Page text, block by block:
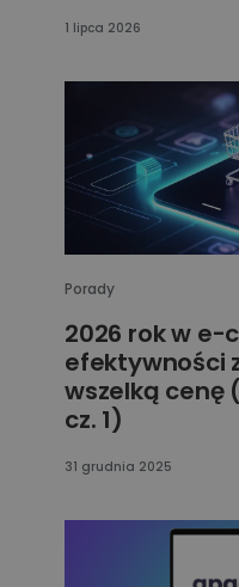
1 lipca 2026
Porady
2026 rok w
efektywności
wszelką cenę
cz. 1)
31 grudnia 2025